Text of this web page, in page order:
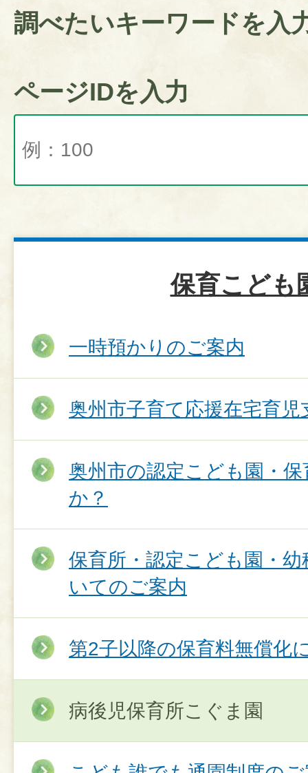
調べたいキーワードを入
ページIDを入力
保育こども
一時預かりのご案内
奥州市子育て応援在宅育
奥州市の認定こども園・
か？
保育所・認定こども園・
いてのご案内
第2子以降の保育料無償化
病後児保育所こぐま園